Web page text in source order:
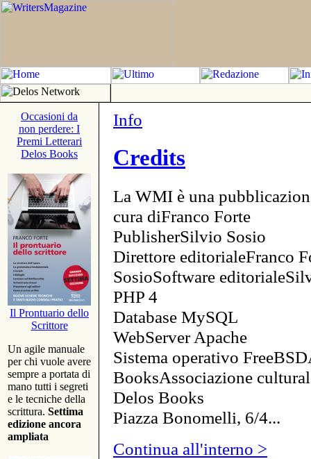
Occasioni da
non perdere: I
Premi Letterari
Delos Books
Il Prontuario dello
Scrittore
Un agile manuale
per chi vuole avere
sempre a portata di
mano tutti i segreti
e le tecniche della
scrittura. Settima
edizione ancora
ampliata
Info
Credits
La WMI è una
cura diFranco Forte
PublisherSilvio Sosio
Direttore editorialeFranco
SosioSoftware
PHP 4
Database MySQL
WebServer Apache
Sistema operativo
BooksAssociazione
Delos Books
Piazza Bonomelli, 6/4...
Continua all'interno >